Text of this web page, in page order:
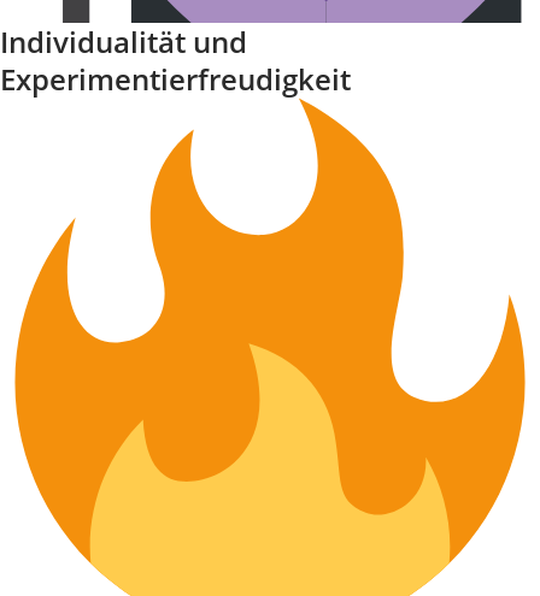
Individualität und
Experimentierfreudigkeit